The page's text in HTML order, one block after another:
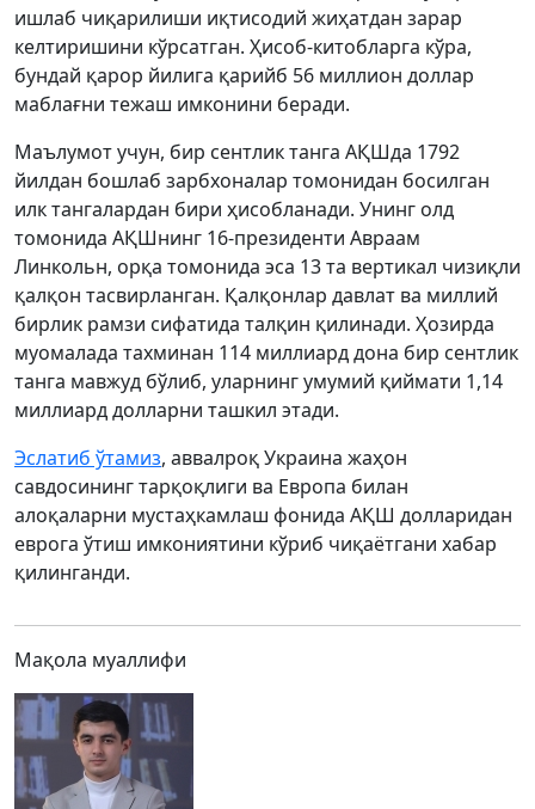
ишлаб чиқарилиши иқтисодий жиҳатдан зарар
келтиришини кўрсатган. Ҳисоб-китобларга кўра,
бундай қарор йилига қарийб 56 миллион доллар
маблағни тежаш имконини беради.
Маълумот учун, бир сентлик танга АҚШда 1792
йилдан бошлаб зарбхоналар томонидан босилган
илк тангалардан бири ҳисобланади. Унинг олд
томонида АҚШнинг 16-президенти Авраам
Линкольн, орқа томонида эса 13 та вертикал чизиқли
қалқон тасвирланган. Қалқонлар давлат ва миллий
бирлик рамзи сифатида талқин қилинади. Ҳозирда
муомалада тахминан 114 миллиард дона бир сентлик
танга мавжуд бўлиб, уларнинг умумий қиймати 1,14
миллиард долларни ташкил этади.
Эслатиб ўтамиз, аввалроқ Украина жаҳон
савдосининг тарқоқлиги ва Европа билан
алоқаларни мустаҳкамлаш фонида АҚШ долларидан
еврога ўтиш имкониятини кўриб чиқаётгани хабар
қилинганди.
Мақола муаллифи